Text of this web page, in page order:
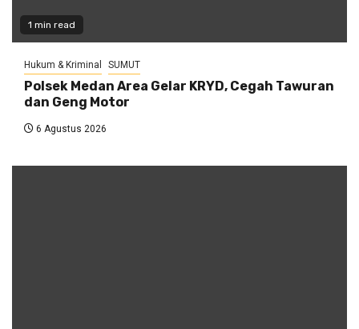
1 min read
Hukum & Kriminal SUMUT
Polsek Medan Area Gelar KRYD, Cegah Tawuran
dan Geng Motor
6 Agustus 2026